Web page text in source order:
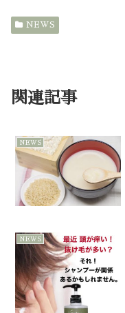
NEWS
関連記事
NEWS
NEWS